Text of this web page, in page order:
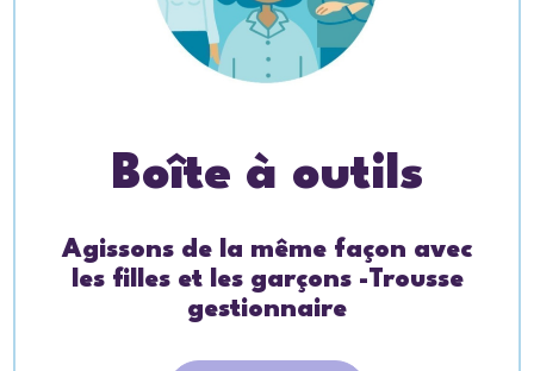
Boîte à outils
Agissons de la même façon avec
les filles et les garçons -Trousse
gestionnaire